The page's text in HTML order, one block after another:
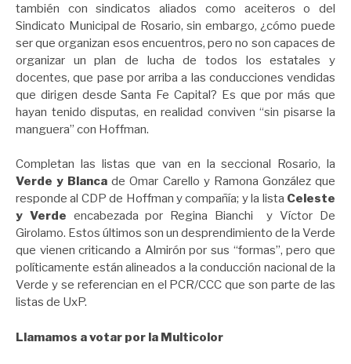
también con sindicatos aliados como aceiteros o del
Sindicato Municipal de Rosario, sin embargo, ¿cómo puede
ser que organizan esos encuentros, pero no son capaces de
organizar un plan de lucha de todos los estatales y
docentes, que pase por arriba a las conducciones vendidas
que dirigen desde Santa Fe Capital? Es que por más que
hayan tenido disputas, en realidad conviven “sin pisarse la
manguera” con Hoffman.
Completan las listas que van en la seccional Rosario, la
Verde y Blanca de Omar Carello y Ramona González que
responde al CDP de Hoffman y compañía; y la lista Celeste
y Verde encabezada por Regina Bianchi y Víctor De
Girolamo. Estos últimos son un desprendimiento de la Verde
que vienen criticando a Almirón por sus “formas”, pero que
políticamente están alineados a la conducción nacional de la
Verde y se referencian en el PCR/CCC que son parte de las
listas de UxP.
Llamamos a votar por la Multicolor